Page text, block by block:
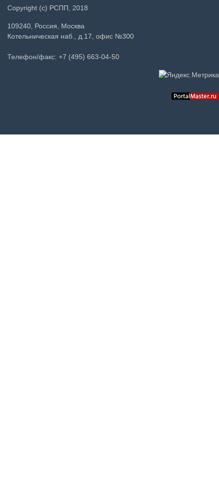
Copyright (c) РСПП, 2018
109240, Россия, Москва
Котельническая наб., д.17, офис №300
Телефон/факс: +7 (495) 663-04-50